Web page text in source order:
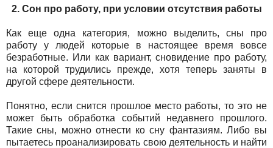
2. Сон про работу, при условии отсутствия работы
Как еще одна категория, можно выделить, сны про
работу у людей которые в настоящее время вовсе
безработные. Или как вариант, сновидение про работу,
на которой трудились прежде, хотя теперь заняты в
другой сфере деятельности.
Понятно, если снится прошлое место работы, то это не
может быть обработка событий недавнего прошлого.
Такие сны, можно отнести ко сну фантазиям. Либо вы
пытаетесь проанализировать свою деятельность и найти